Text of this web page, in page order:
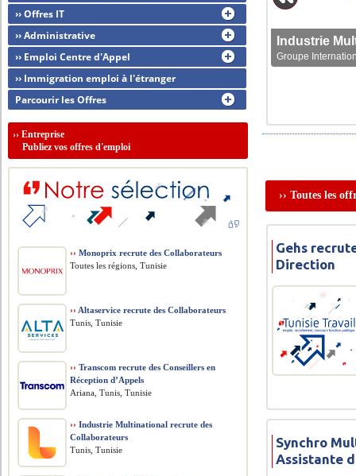
Groupe
›› Toutes les
Gehs
Direction
Synchro
Assistante
›› Offres IT
›› Administrative
›› Emploi Centre d'Appel
›› Immigration emploi à l'étranger
Parcourir les Offres
››Entreprise
Publiez vos offres d'emploi
›› Monoprix recrute des Collaborateurs
Toutes les régions, Tunisie
›› Altaservice recrute des Collaborateurs
Tunis, Tunisie
›› Transcom recrute des Conseillers en
Réception d’Appels
Ariana, Tunis, Tunisie
›› Industrie Multinational recrute des
Collaborateurs
Tunis, Tunisie